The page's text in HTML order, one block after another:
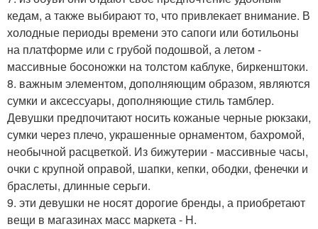
кедам, а также выбирают то, что привлекает внимание. В
холодные периоды времени это сапоги или ботильоны
на платформе или с грубой подошвой, а летом -
массивные босоножки на толстом каблуке, биркенштоки.
8. важным элементом, дополняющим образом, являются
сумки и аксессуары, дополняющие стиль тамблер.
Девушки предпочитают носить кожаные черные рюкзаки,
сумки через плечо, украшенные орнаментом, бахромой,
необычной расцветкой. Из бижутерии - массивные часы,
очки с крупной оправой, шапки, кепки, ободки, фенечки и
браслеты, длинные серьги.
9. эти девушки не носят дорогие бренды, а приобретают
вещи в магазинах масс маркета - H.